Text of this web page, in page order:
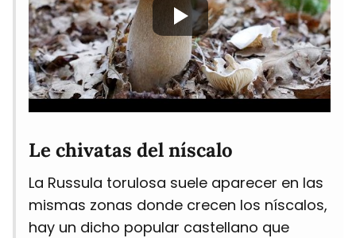
Le chivatas del níscalo
La Russula torulosa suele aparecer en las
mismas zonas donde crecen los níscalos,
hay un dicho popular castellano que